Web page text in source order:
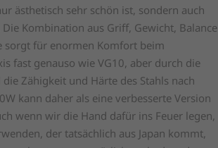
ästhetisch sehr schön ist, sondern auch
Kombination aus Griff, Gewicht, Balance
sorgt für enormen Komfort beim
fast genauso wie VG10, aber durch die
Zähigkeit und Härte des Stahls nach
kann daher als eine verbesserte Version
wenn wir die Hand dafür ins Feuer legen,
der tatsächlich aus Japan kommt,